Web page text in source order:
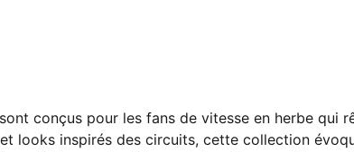
sont conçus pour les fans de vitesse en herbe qui
looks inspirés des circuits, cette collection